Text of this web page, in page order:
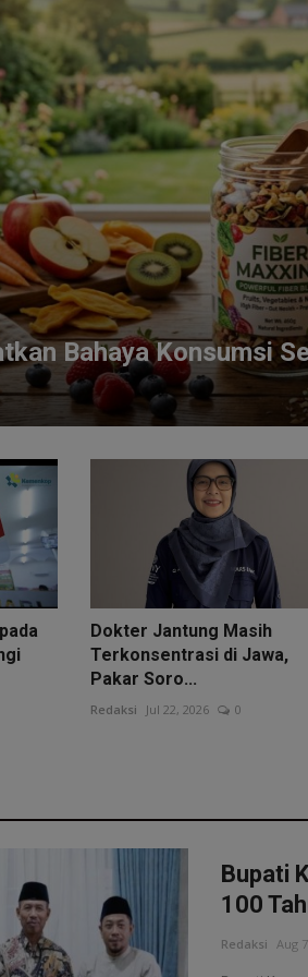
Bahaya Konsumsi
Dokter Jantung Masih
Terkonsentrasi di Jawa,
Pakar Soro...
Redaksi Jul 22, 2026 0
Bupati
100
Redaksi Aug